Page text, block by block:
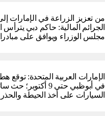
من تعزيز الزراعة في الإمارات
الجرائم المالية: حاكم دبي يترأس
مجلس الوزراء ويوافق على
الإمارات العربية المتحدة: توقع
في أبوظبي حتى 9 أكتوبر؛
السيارات على أخذ الحيطة والحذر